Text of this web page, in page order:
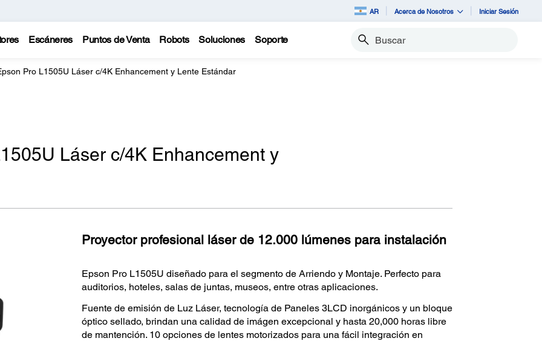
AR Acerca de Nosotros Iniciar Sesión
Escáneres Puntos de Venta Robots Soluciones Soporte Buscar
Pro L1505U Láser c/4K Enhancement y Lente Estándar
Láser c/4K Enhancement y
Proyector profesional láser de 12.000 lúmenes para instalación
Epson Pro L1505U diseñado para el segmento de Arriendo y Montaje. Perfecto para
auditorios, hoteles, salas de juntas, museos, entre otras aplicaciones.
Fuente de emisión de Luz Láser, tecnología de Paneles 3LCD inorgánicos y un bloque
óptico sellado, brindan una calidad de imágen excepcional y hasta 20,000 horas libre
de mantención. 10 opciones de lentes motorizados para una fácil integración en